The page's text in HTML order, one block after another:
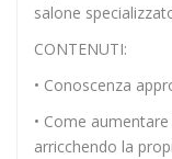
salone
CONTENUTI:
• Conoscenza
• Come
arricchendo la